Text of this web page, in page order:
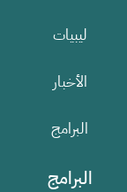
ليبيات
الأخبار
البرامج
البرامج